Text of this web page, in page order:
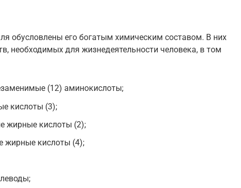
обусловлены его богатым химическим составом. В них
необходимых для жизнедеятельности человека, в том
(12) аминокислоты;
кислоты (3);
жирные кислоты (2);
жирные кислоты (4);